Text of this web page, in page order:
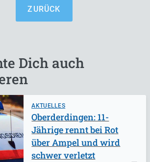
ZURÜCK
Dich auch
AKTUELLES
Oberderdingen: 11-
Jährige rennt bei Rot
über Ampel und wird
schwer verletzt